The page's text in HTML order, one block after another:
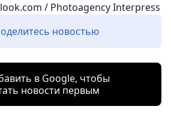
/ Photoagency Interpress
новостью
в Google, чтобы
новости первым